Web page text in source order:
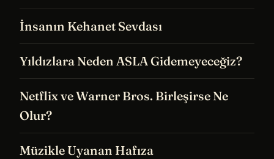
İnsanın Kehanet Sevdası
Yıldızlara Neden ASLA Gidemeyeceğiz?
Netflix ve Warner Bros. Birleşirse Ne
Olur?
Müzikle Uyanan Hafıza